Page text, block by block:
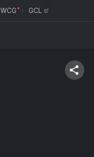
WCG GCL